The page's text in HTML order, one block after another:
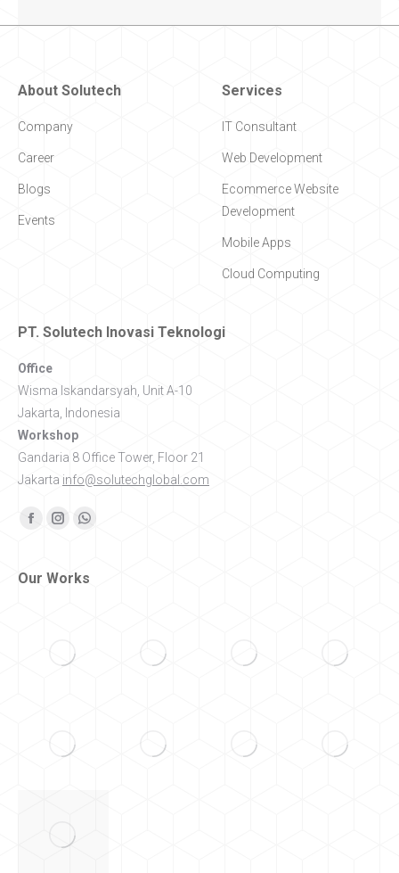
About Solutech
Company
Career
Blogs
Events
Services
IT Consultant
Web Development
Ecommerce Website
Development
Mobile Apps
Cloud Computing
PT. Solutech Inovasi Teknologi
Office
Wisma Iskandarsyah, Unit A-10
Jakarta, Indonesia
Workshop
Gandaria 8 Office Tower, Floor 21
Jakarta info@solutechglobal.com
Find us on:
Facebook
InstagramWhatsapp
Our Works